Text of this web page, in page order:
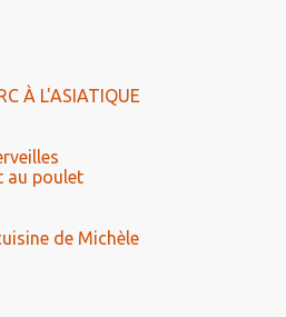
À L'ASIATIQUE
au poulet
de Michèle